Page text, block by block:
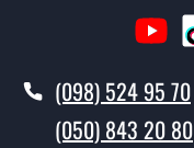
(098) 524 95 70
(050) 843 20 80